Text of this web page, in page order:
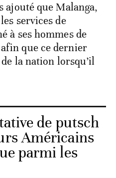
ajouté que Malanga,
services de
à ses hommes de
que ce dernier
la nation lorsqu’il
de putsch
Américains
parmi les